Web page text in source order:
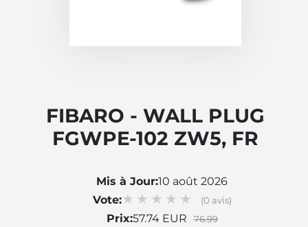
FIBARO - WALL PLUG
FGWPE-102 ZW5, FR
Mis à Jour:10 août 2026
Vote:
(0 avis)
Prix:57.74 EUR 76.99